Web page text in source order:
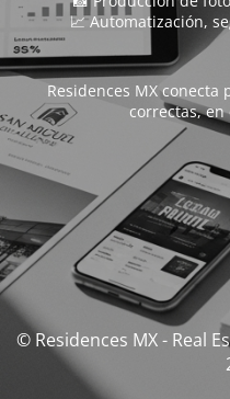
📈 Automatización,
Residences MX
correctas,
© Residences MX - Real